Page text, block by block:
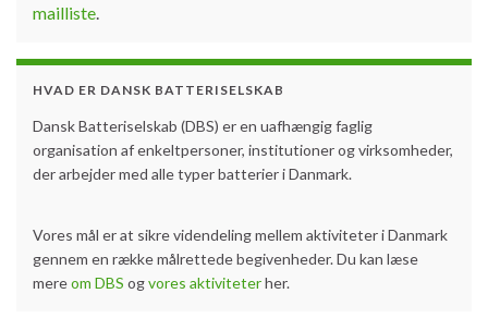
mailliste
HVAD ER DANSK BATTERISELSKAB
Dansk Batteriselskab (DBS) er en uafhængig faglig
organisation af enkeltpersoner, institutioner og virksomheder,
der arbejder med alle typer batterier i Danmark.
Vores mål er at sikre videndeling mellem aktiviteter i Danmark
gennem en række målrettede begivenheder. Du kan læse
mereom DBS ogvores aktiviteterher.